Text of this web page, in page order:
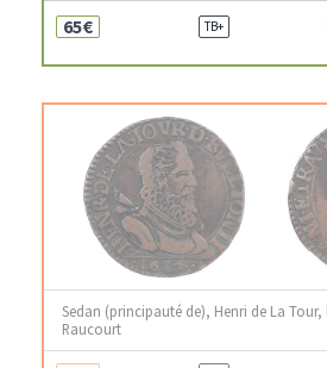
65€ TB+
Sedan (principauté de), Henri de La Tour,
Raucourt